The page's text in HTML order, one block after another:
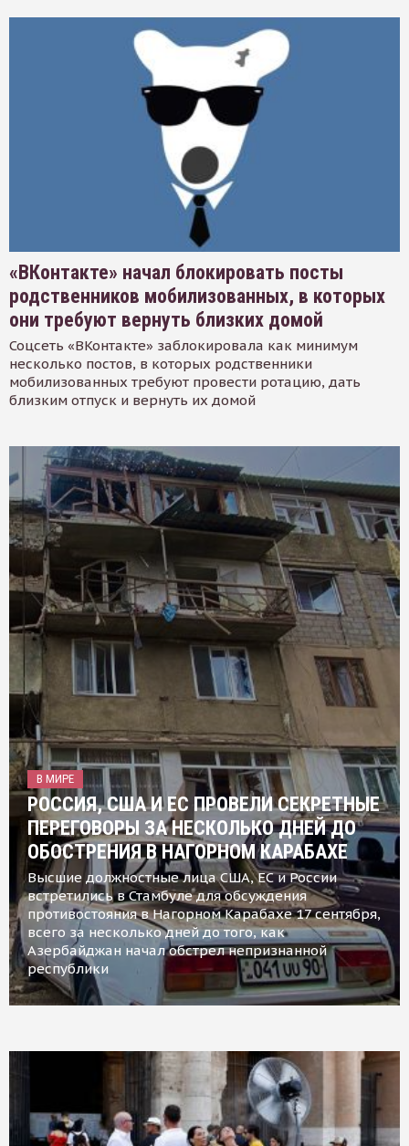
«ВКонтакте» начал блокировать посты
родственников мобилизованных, в которых
они требуют вернуть близких домой
Соцсеть «ВКонтакте» заблокировала как минимум
несколько постов, в которых родственники
мобилизованных требуют провести ротацию, дать
близким отпуск и вернуть их домой
В МИРЕ
РОССИЯ, США И ЕС ПРОВЕЛИ СЕКРЕТНЫЕ
ПЕРЕГОВОРЫ ЗА НЕСКОЛЬКО ДНЕЙ ДО
ОБОСТРЕНИЯ В НАГОРНОМ КАРАБАХЕ
Высшие должностные лица США, ЕС и России
встретились в Стамбуле для обсуждения
противостояния в Нагорном Карабахе 17 сентября,
всего за несколько дней до того, как
Азербайджан начал обстрел непризнанной
республики